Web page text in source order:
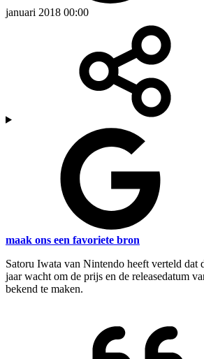
januari 2018 00:00
maak ons een favoriete bron
Satoru Iwata van Nintendo heeft verteld dat
jaar wacht om de prijs en de releasedatum
bekend te maken.